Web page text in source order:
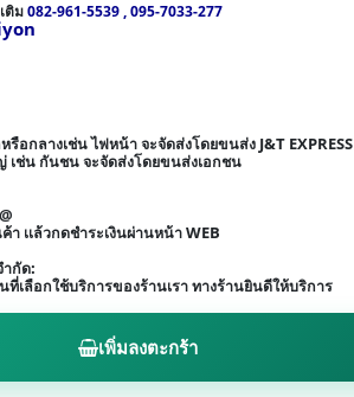
ติม082-961-5539 , 095-7033-277
อกลางเช่น ไฟหน้า จะจัดส่งโดยขนส่ง J&T EXPRESS
ช่น กันชน จะจัดส่งโดยขนส่งเอกชน
เเล้วกดชำระเงินผ่านหน้า WEB
กัด:
ลือกใช้บริการของร้านเรา ทางร้านยินดีให้บริการ
เพิ่มลงตะกร้า